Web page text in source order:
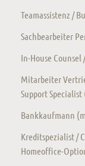
Teamassistenz /
Sachbearbeiter
In-House
Mitarbeiter
Support
Bankkaufmann
Kreditspezialist /
Homeoffice-